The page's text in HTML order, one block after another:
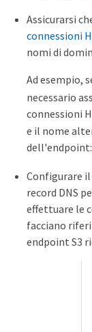
Assicurarsi
connessioni
nomi di
Ad esempio,
necessario
connessioni
e il nome
dell'endpoint:
Configurare
record DNS
effettuare le
facciano
endpoint S3